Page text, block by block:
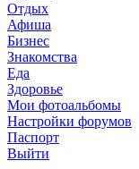
Отдых
Афиша
Бизнес
Знакомства
Еда
Здоровье
Мои фотоальбомы
Настройки форумов
Паспорт
Выйти